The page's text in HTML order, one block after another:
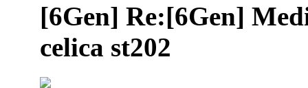
[6Gen] Re:[6Gen]
celica st202